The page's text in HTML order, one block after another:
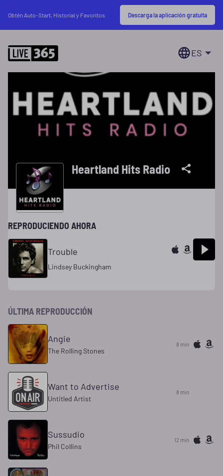
Obtén Auto-Start, Historial y Favoritos Descarga la aplicación gratuita
ES
Heartland Hits Radio
REPRODUCIENDO AHORA
Trouble
Lindsey Buckingham
ÚLTIMA REPRODUCCIÓN
Angie
The Rolling Stones
8 min
Want to Advertise
Untitled Artist
8 min
Sussudio
Phil Collins
12 min